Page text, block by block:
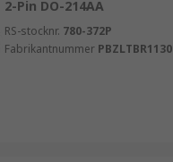
2-Pin DO-214AA
RS-stocknr. 780-372P
Fabrikantnummer PBZLTBR1130